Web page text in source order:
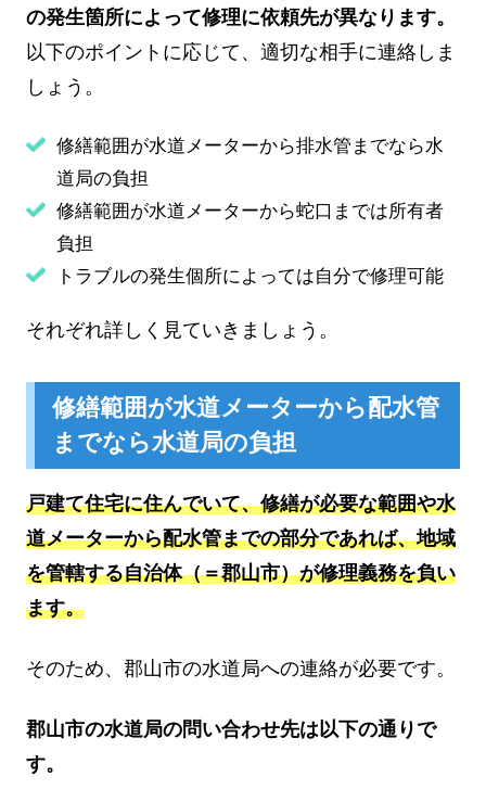
の発生箇所によって修理に依頼先が異なります。
以下のポイントに応じて、適切な相手に連絡しま
しょう。
修繕範囲が水道メーターから排水管までなら水
道局の負担
修繕範囲が水道メーターから蛇口までは所有者
負担
トラブルの発生個所によっては自分で修理可能
それぞれ詳しく見ていきましょう。
修繕範囲が水道メーターから配水管
までなら水道局の負担
戸建て住宅に住んでいて、修繕が必要な範囲や水
道メーターから配水管までの部分であれば、地域
を管轄する自治体（＝郡山市）が修理義務を負い
ます。
そのため、郡山市の水道局への連絡が必要です。
郡山市の水道局の問い合わせ先は以下の通りで
す。